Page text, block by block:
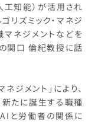
工知能）が活用され
リズミック・マネジ
マネジメントなどを
関口 倫紀教授に話
ジメント」により、
新たに誕生する職種
と労働者の関係に